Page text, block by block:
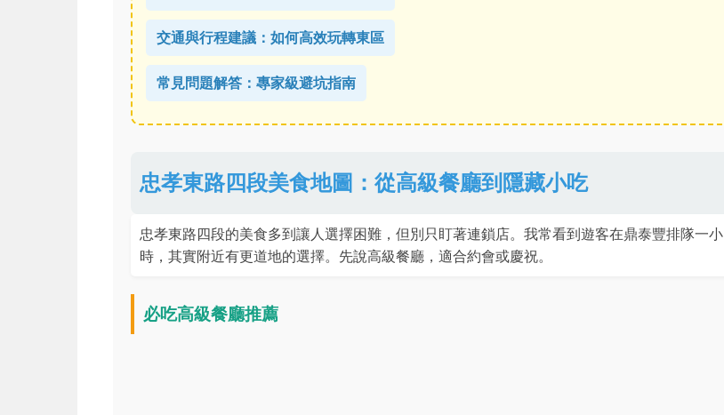
交通與行程建議：如何高效玩轉東區
常見問題解答：專家級避坑指南
忠孝東路四段美食地圖：從高級餐廳到隱藏小吃
忠孝東路四段的美食多到讓人選擇困難，但別只盯著連鎖店。我常看到遊客在鼎泰豐排隊一小
時，其實附近有更道地的選擇。先說高級餐廳，適合約會或慶祝。
必吃高級餐廳推薦